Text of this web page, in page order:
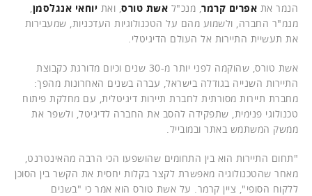
הנמר את אפרים קרמר , מנכ"ל אשת טורס , ואת יוחאי אנגלסמן
מנמ"ר החברה, ולשמוע מהם על הטכנולוגיות העדכניות, שמעבירות
את תעשיית התיירות אל העולם הדיגיטלי.
אשת טורס, שהוקמה לפני יותר מ-30 שנים וכיום מדורגת כקבוצת
התיירות השנייה בגודלה בישראל, עברה בשנים האחרונות מהפך:
מחברת תיירות מסורתית לחברת תיירות דיגיטלית, עם מחלקת פיתוח
טכנולוגי פנימית, שתפקידה להסב את החברה לדיגיטל, ולשפר את
ממשק המשתמש באתר ובמובייל.
"תחום התיירות הוא בין התחומים שהושפעו הכי הרבה מהאינטרנט,
מאחר שהטכנולוגיה מאפשרת לקצר בקלות יחסית את הקשר בין הסוכן
ללקוח הסופי", ציין קרמר. על אשת טורס הוא אמר כי "בשנים